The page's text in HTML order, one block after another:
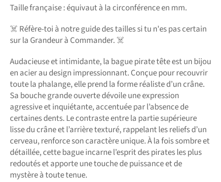
Taille française : équivaut à la circonférence en mm.
☠️ Réfère-toi à notre guide des tailles si tu n'es pas certain
sur la Grandeur à Commander. ☠️
Audacieuse et intimidante, la bague pirate tête est un bijou
en acier au design impressionnant. Conçue pour recouvrir
toute la phalange, elle prend la forme réaliste d’un crâne.
Sa bouche grande ouverte dévoile une expression
agressive et inquiétante, accentuée par l’absence de
certaines dents. Le contraste entre la partie supérieure
lisse du crâne et l’arrière texturé, rappelant les reliefs d’un
cerveau, renforce son caractère unique. À la fois sombre et
détaillée, cette bague incarne l’esprit des pirates les plus
redoutés et apporte une touche de puissance et de
mystère à toute tenue.